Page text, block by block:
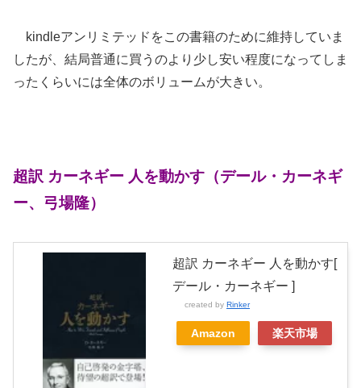
kindleアンリミテッドをこの書籍のために維持していま
したが、結局普通に買うのより少し安い程度になってしま
ったくらいには全体のボリュームが大きい。
超訳 カーネギー 人を動かす（デール・カーネギ
ー、弓場隆）
超訳 カーネギー 人を動かす[
デール・カーネギー ]
created by Rinker
Amazon 楽天市場